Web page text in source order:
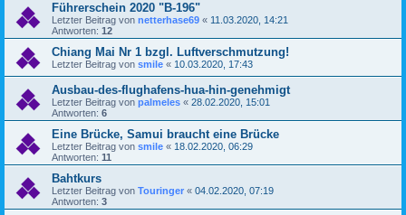
Führerschein 2020 "B-196"
Letzter Beitrag von netterhase69 « 11.03.2020, 14:21
Antworten: 12
Chiang Mai Nr 1 bzgl. Luftverschmutzung!
Letzter Beitrag von smile « 10.03.2020, 17:43
Ausbau-des-flughafens-hua-hin-genehmigt
Letzter Beitrag von palmeles « 28.02.2020, 15:01
Antworten: 6
Eine Brücke, Samui braucht eine Brücke
Letzter Beitrag von smile « 18.02.2020, 06:29
Antworten: 11
Bahtkurs
Letzter Beitrag von Touringer « 04.02.2020, 07:19
Antworten: 3